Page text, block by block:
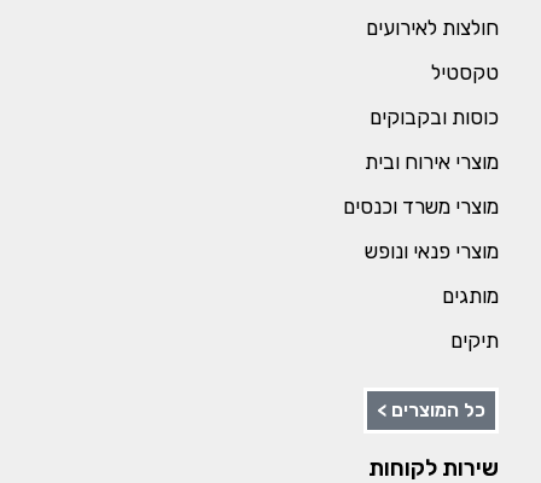
חולצות לאירועים
טקסטיל
כוסות ובקבוקים
מוצרי אירוח ובית
מוצרי משרד וכנסים
מוצרי פנאי ונופש
מותגים
תיקים
כל המוצרים >
שירות לקוחות